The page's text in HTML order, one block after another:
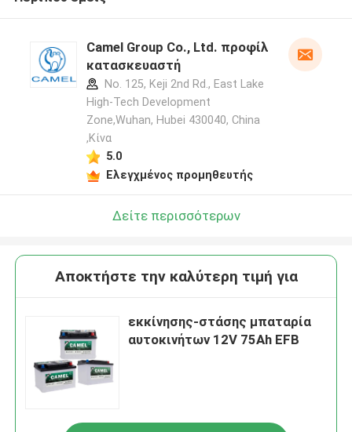
Camel Group Co., Ltd. προφίλ
κατασκευαστή
No. 125, Keji 2nd Rd., East Lake
High-Tech Development
Zone,Wuhan, Hubei 430040, China
,Κίνα
5.0
Ελεγχμένος προμηθευτής
Δείτε περισσότερων
Αποκτήστε την καλύτερη τιμή για
εκκίνησης-στάσης μπαταρία
αυτοκινήτων 12V 75Ah EFB